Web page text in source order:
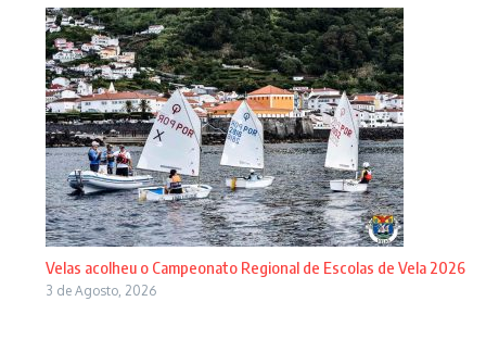
Velas acolheu o Campeonato Regional de Escolas de Vela 2026
3 de Agosto, 2026